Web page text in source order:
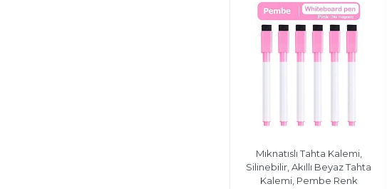
Mıknatıslı Tahta Kalemi,
Silinebilir, Akıllı Beyaz Tahta
Kalemi, Pembe Renk